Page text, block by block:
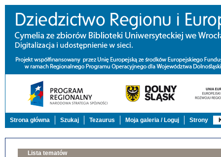
Strona główna Szukaj Tezaurus Moja galeria / Loguj Strony
Lista tematów